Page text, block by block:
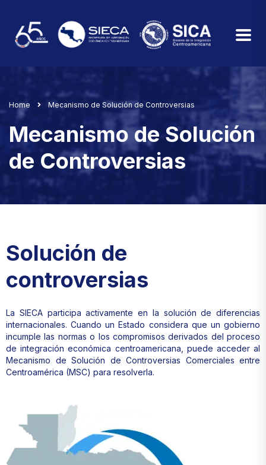
Home Mecanismo de Solución de Controversias
Mecanismo de Solución
de Controversias
Solución de
controversias
La SIECA participa activamente en la solución de diferencias
internacionales. Cuando un Estado considera que un gobierno
incumple las normas o los compromisos derivados del proceso
de integración económica centroamericana, puede acceder al
Mecanismo de Solución de Controversias Comerciales entre
Centroamérica (MSC) para resolverla.